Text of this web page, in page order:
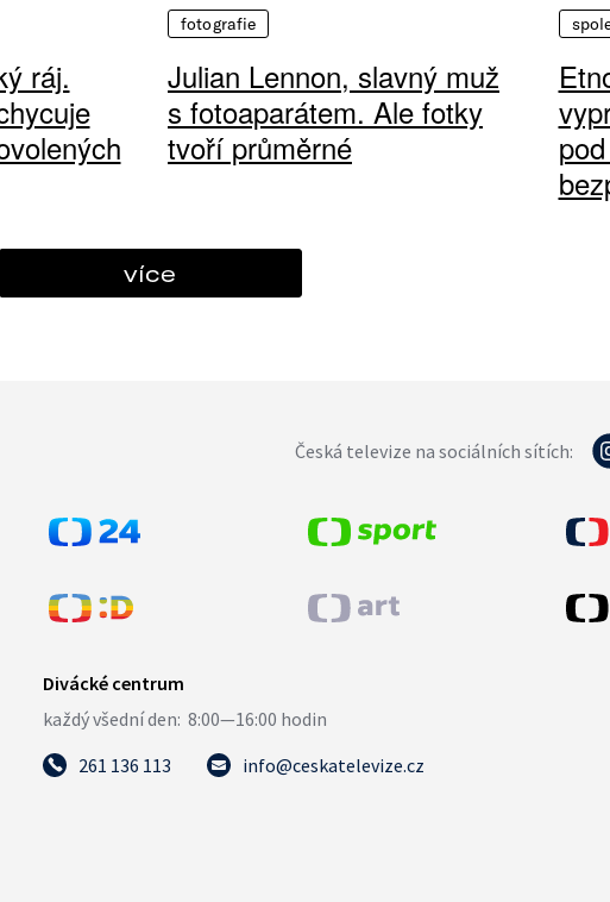
ráj.
fotografie
Julian Lennon, slavný muž
s fotoaparátem. Ale fotky
tvoří průměrné
více
Česká televize na sociálních sítích:
261 136 113 info@ceskatelevize.cz